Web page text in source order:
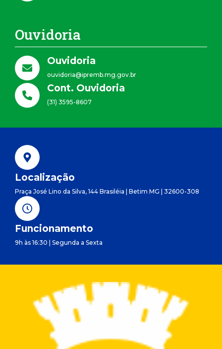
Ouvidoria
Ouvidoria
ouvidoria@ipremb.mg.gov.br
Cont. Ouvidoria
(31) 3595-8607
Localização
Praça José Lino da Silva, 144 Brasiléia | Betim MG | 32600-308
Funcionamento
9h às 16:30 | Segunda a Sexta